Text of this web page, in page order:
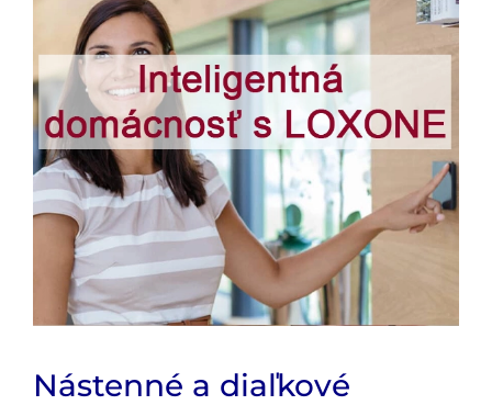
Nástenné a diaľkové